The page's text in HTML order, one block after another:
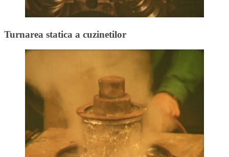
Turnarea statica a cuzinetilor